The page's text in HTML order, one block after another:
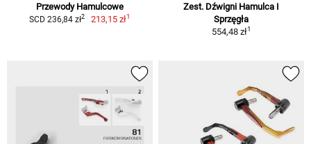
Przewody Hamulcowe
SCD 236,84 zł2 213,15 zł1
Zest. Dźwigni Hamulca I
Sprzęgła
554,48 zł1